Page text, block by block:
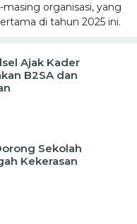
organisasi, yang
di tahun 2025 ini.
Ajak Kader
B2SA dan
Sekolah
Kekerasan